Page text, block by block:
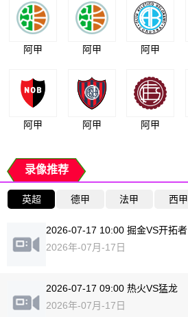
阿甲 阿甲 阿甲
阿甲 阿甲 阿甲
录像推荐
英超 德甲 法甲 西甲
2026-07-17 10:00 掘金VS开拓者
2026年-07月-17日
2026-07-17 09:00 热火VS猛龙
2026年-07月-17日